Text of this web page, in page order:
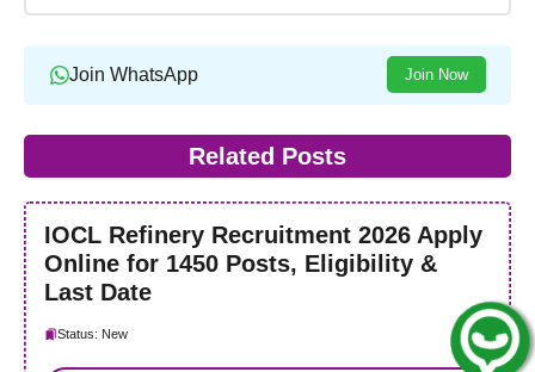
Join WhatsApp Join Now
Related Posts
IOCL Refinery Recruitment 2026 Apply
Online for 1450 Posts, Eligibility &
Last Date
Status: New